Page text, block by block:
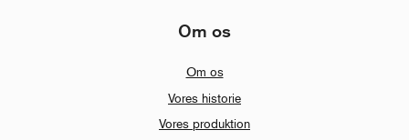
Om os
Om os
Vores historie
Vores produktion